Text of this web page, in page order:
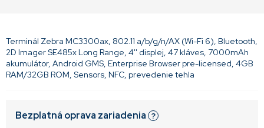
Bezplatná oprava zariadenia ?
Terminál Zebra MC3300ax, 802.11 a/b/g/n/AX (Wi-Fi 6), Bluetooth,
2D Imager SE485x Long Range, 4'' displej, 47 kláves, 7000mAh
akumulátor, Android GMS, Enterprise Browser pre-licensed, 4GB
RAM/32GB ROM, Sensors, NFC, prevedenie tehla